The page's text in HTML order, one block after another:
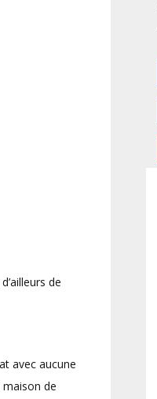
de
avec aucune
maison de